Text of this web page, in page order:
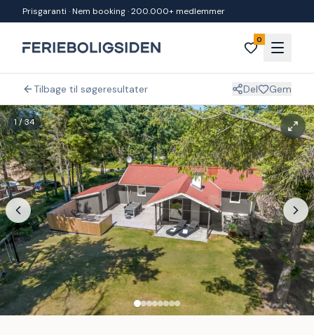
Spring til indhold
Prisgaranti · Nem booking · 200.000+ medlemmer
0
Tilbage til søgeresultater Del Gem
1/34